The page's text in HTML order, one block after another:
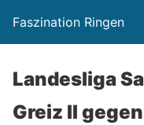
Faszination Ringen
Landesliga
Greiz II